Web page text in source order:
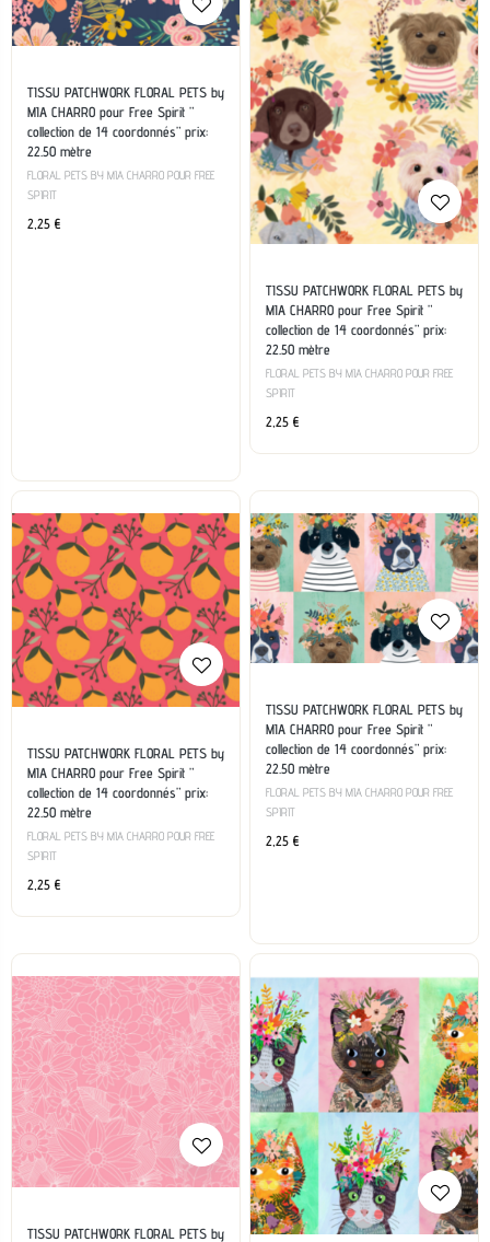
TISSU PATCHWORK FLORAL PETS by
MIA CHARRO pour Free Spirit ”
collection de 14 coordonnés” prix:
22.50 mètre
FLORAL PETS BY MIA CHARRO POUR FREE
SPIRIT
2,25 €
TISSU PATCHWORK FLORAL PETS by
MIA CHARRO pour Free Spirit ”
collection de 14 coordonnés” prix:
22.50 mètre
FLORAL PETS BY MIA CHARRO POUR FREE
SPIRIT
2,25 €
TISSU PATCHWORK FLORAL PETS by
MIA CHARRO pour Free Spirit ”
collection de 14 coordonnés” prix:
22.50 mètre
FLORAL PETS BY MIA CHARRO POUR FREE
SPIRIT
2,25 €
TISSU PATCHWORK FLORAL PETS by
MIA CHARRO pour Free Spirit ”
collection de 14 coordonnés” prix:
22.50 mètre
FLORAL PETS BY MIA CHARRO POUR FREE
SPIRIT
2,25 €
TISSU PATCHWORK FLORAL PETS by